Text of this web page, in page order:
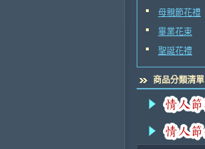
母親節花禮
畢業花束
聖誕花禮
商品分類清單